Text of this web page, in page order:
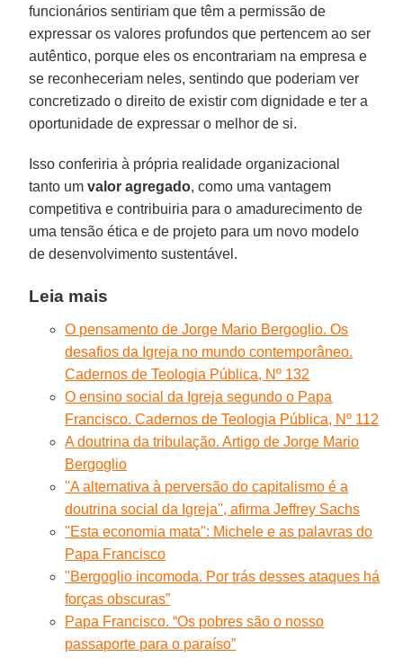
funcionários sentiriam que têm a permissão de
expressar os valores profundos que pertencem ao ser
autêntico, porque eles os encontrariam na empresa e
se reconheceriam neles, sentindo que poderiam ver
concretizado o direito de existir com dignidade e ter a
oportunidade de expressar o melhor de si.
Isso conferiria à própria realidade organizacional
tanto umvalor agregado, como uma vantagem
competitiva e contribuiria para o amadurecimento de
uma tensão ética e de projeto para um novo modelo
de desenvolvimento sustentável.
Leia mais
O pensamento de Jorge Mario Bergoglio. Os
desafios da Igreja no mundo contemporâneo.
Cadernos de Teologia Pública, Nº 132
O ensino social da Igreja segundo o Papa
Francisco. Cadernos de Teologia Pública, Nº 112
A doutrina da tribulação. Artigo de Jorge Mario
Bergoglio
''A alternativa à perversão do capitalismo é a
doutrina social da Igreja'', afirma Jeffrey Sachs
"Esta economia mata": Michele e as palavras do
Papa Francisco
"Bergoglio incomoda. Por trás desses ataques há
forças obscuras”
Papa Francisco. “Os pobres são o nosso
passaporte para o paraíso”